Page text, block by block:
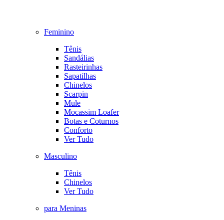
Feminino
Tênis
Sandálias
Rasteirinhas
Sapatilhas
Chinelos
Scarpin
Mule
Mocassim Loafer
Botas e Coturnos
Conforto
Ver Tudo
Masculino
Tênis
Chinelos
Ver Tudo
para Meninas